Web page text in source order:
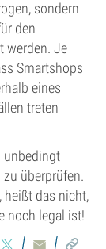
sondern
den
werden. Je
Smartshops
eines
treten
unbedingt
überprüfen.
heißt das nicht,
noch legal ist!